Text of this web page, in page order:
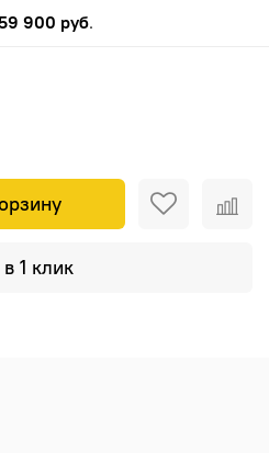
1 клик
900 руб.